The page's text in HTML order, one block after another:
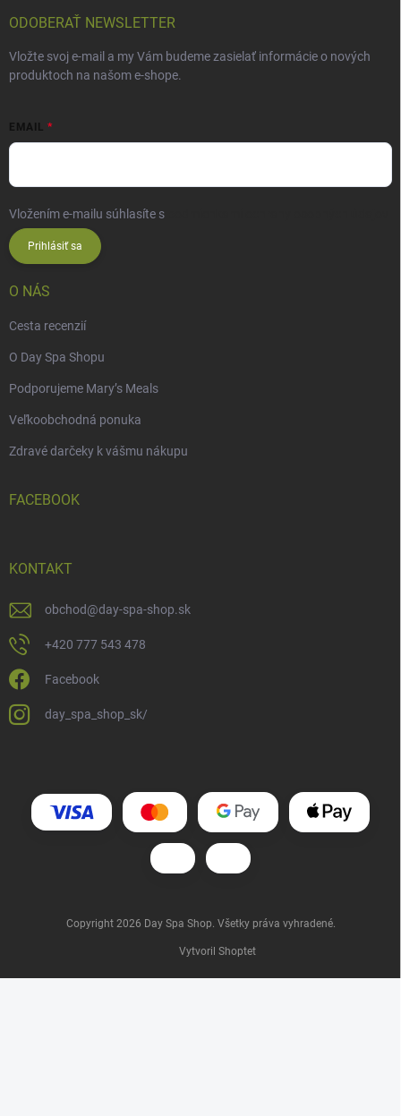
ODOBERAŤ NEWSLETTER
Vložte svoj e-mail a my Vám budeme zasielať informácie o nových
produktoch na našom e-shope.
EMAIL
Vložením e-mailu súhlasíte s
Prihlásiť sa
O NÁS
Cesta recenzií
O Day Spa Shopu
Podporujeme Mary’s Meals
Veľkoobchodná ponuka
Zdravé darčeky k vášmu nákupu
FACEBOOK
KONTAKT
obchod@day-spa-shop.sk
+420 777 543 478
Facebook
day_spa_shop_sk/
Vytvoril Shoptet
Copyright 2026 Day Spa Shop. Všetky práva vyhradené.